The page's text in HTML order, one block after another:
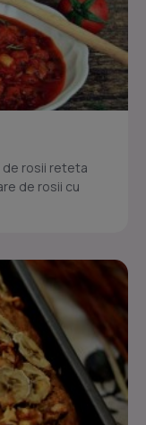
de rosii reteta
de rosii cu